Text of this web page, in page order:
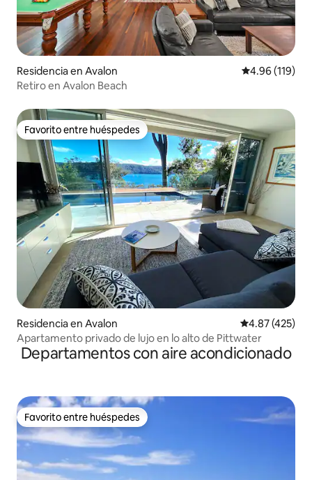
Residencia en Avalon Calificación
4.96 (119)
Retiro en Avalon Beach
Favorito entre huéspedes
Favorito entre huéspedes
Residencia en Avalon Calificación
4.87 (425)
Apartamento privado de lujo en lo alto de Pittwater
Departamentos con aire acondicionado
Favorito entre huéspedes
Favorito entre huéspedes